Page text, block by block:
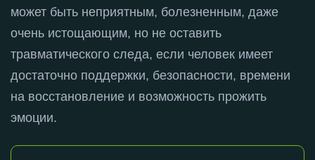
может быть неприятным, болезненным, даже
очень истощающим, но не оставить
травматического следа, если человек имеет
достаточно поддержки, безопасности, времени
на восстановление и возможность прожить
эмоции.